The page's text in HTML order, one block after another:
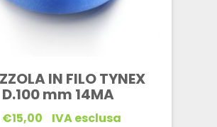
IN FILO TYNEX
D.100 mm 14MA
€15,00
IVA esclusa